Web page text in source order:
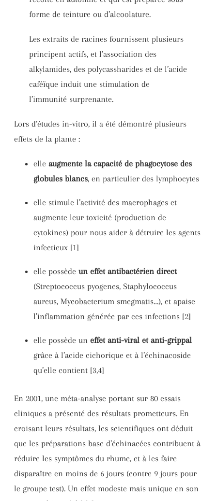
forme de teinture ou d’alcoolature.
Les extraits de racines fournissent plusieurs
principent actifs, et l’association des
alkylamides, des polycassharides et de l’acide
caféïque induit une stimulation de
l’immunité surprenante.
Lors d’études in-vitro, il a été démontré plusieurs
effets de la plante :
elle augmente la capacité de phagocytose des
globules blancs, en particulier des lymphocytes
elle stimule l’activité des macrophages et
augmente leur toxicité (production de
cytokines) pour nous aider à détruire les agents
infectieux [1]
elle possède un effet antibactérien direct
(Streptococcus pyogenes, Staphylococcus
aureus, Mycobacterium smegmatis…), et apaise
l’inflammation générée par ces infections [2]
elle possède un effet anti-viral et anti-grippal
grâce à l’acide cichorique et à l’échinacoside
qu’elle contient [3,4]
En 2001, une méta-analyse portant sur 80 essais
cliniques a présenté des résultats prometteurs. En
croisant leurs résultats, les scientifiques ont déduit
que les préparations base d’échinacées contribuent à
réduire les symptômes du rhume, et à les faire
disparaître en moins de 6 jours (contre 9 jours pour
le groupe test). Un effet modeste mais unique en son